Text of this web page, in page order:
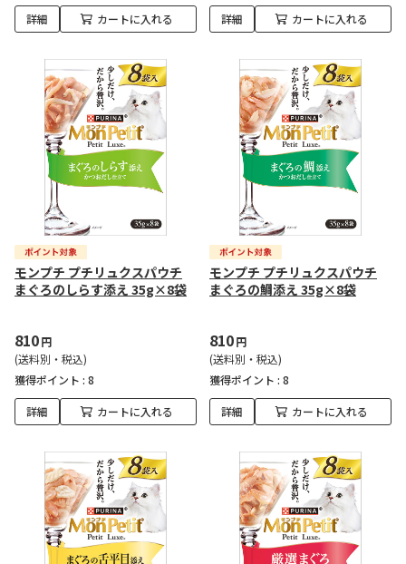
詳細 カートに入れる 詳細 カートに入れる
モンプチ プチリュクスパウチ
まぐろのしらす添え 35g×8袋
810円
(送料別・税込)
獲得ポイント : 8
詳細 カートに入れる
モンプチ プチリュクスパウチ
まぐろの鯛添え 35g×8袋
810円
(送料別・税込)
獲得ポイント : 8
詳細 カートに入れる